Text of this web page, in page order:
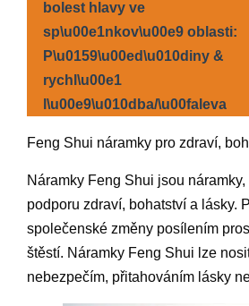
bolest hlavy ve
sp\u00e1nkov\u00e9 oblasti:
P\u0159\u00ed\u010diny &
rychl\u00e1
l\u00e9\u010dba/\u00faleva
Feng Shui náramky pro zdraví,
Náramky Feng Shui jsou
podporu zdraví, bohatství a lásky.
společenské změny posílením
štěstí. Náramky Feng Shui lze
nebezpečím, přitahováním lásky